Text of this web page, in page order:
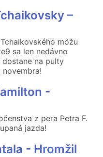
–
môžu
sa len nedávno
dostane na pulty
-
z pera Petra F.
jazda!
- Hromžil